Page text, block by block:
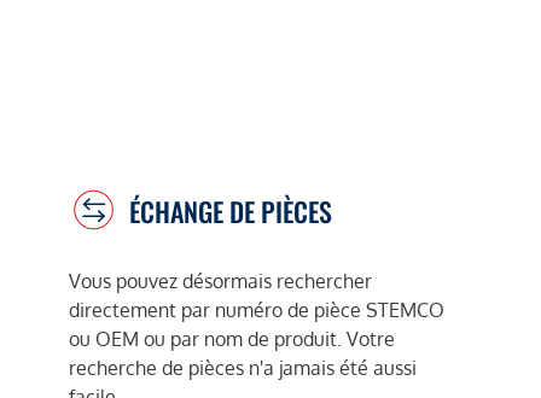
ÉCHANGE DE PIÈCES
Vous pouvez désormais rechercher
directement par numéro de pièce STEMCO
ou OEM ou par nom de produit. Votre
recherche de pièces n'a jamais été aussi